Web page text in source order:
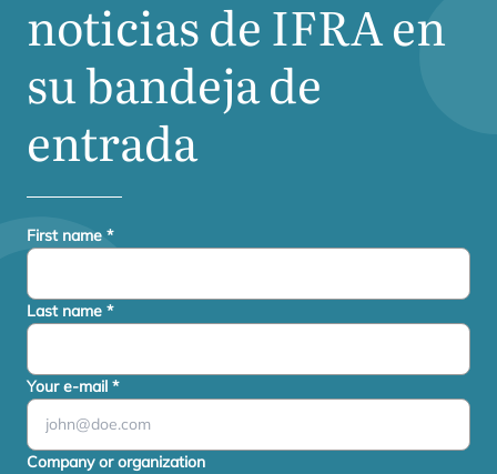
noticias deIFRAen
su bandeja de
entrada
First name *
Last name *
Your e-mail *
Company or organization